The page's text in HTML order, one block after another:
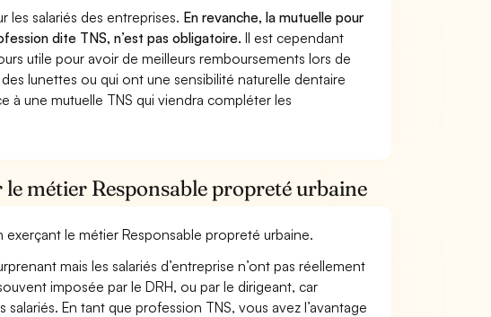
les salariés des entreprises. En revanche, la mutuelle pour
dite TNS, n’est pas obligatoire.Il est cependant
utile pour avoir de meilleurs remboursements lors de
lunettes ou qui ont une sensibilité naturelle dentaire
à une mutuelle TNS qui viendra compléter les
métier Responsable propreté urbaine
exerçant le métier Responsable propreté urbaine.
mais les salariés d’entreprise n’ont pas réellement
imposée par le DRH, ou par le dirigeant, car
En tant que profession TNS, vous avez l’avantage